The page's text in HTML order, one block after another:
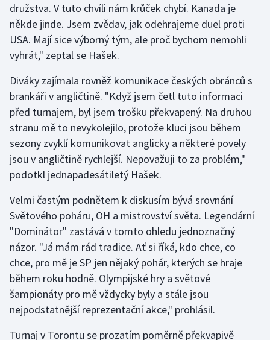
družstva. V tuto chvíli nám krůček chybí. Kanada je
někde jinde. Jsem zvědav, jak odehrajeme duel proti
USA. Mají sice výborný tým, ale proč bychom nemohli
vyhrát," zeptal se Hašek.
Diváky zajímala rovněž komunikace českých obránců s
brankáři v angličtině. "Když jsem četl tuto informaci
před turnajem, byl jsem trošku překvapený. Na druhou
stranu mě to nevykolejilo, protože kluci jsou během
sezony zvyklí komunikovat anglicky a některé povely
jsou v angličtině rychlejší. Nepovažuji to za problém,"
podotkl jednapadesátiletý Hašek.
Velmi častým podnětem k diskusím bývá srovnání
Světového poháru, OH a mistrovství světa. Legendární
"Dominátor" zastává v tomto ohledu jednoznačný
názor. "Já mám rád tradice. Ať si říká, kdo chce, co
chce, pro mě je SP jen nějaký pohár, kterých se hraje
během roku hodně. Olympijské hry a světové
šampionáty pro mě vždycky byly a stále jsou
nejpodstatnější reprezentační akce," prohlásil.
Turnaj v Torontu se prozatím poměrně překvapivě